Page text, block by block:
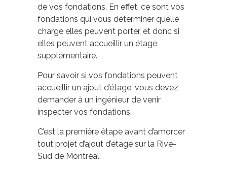
de vos fondations. En effet, ce sont vos
fondations qui vous déterminer quelle
charge elles peuvent porter, et donc si
elles peuvent accueillir un étage
supplémentaire.
Pour savoir si vos fondations peuvent
accueillir un ajout d’étage, vous devez
demander à un ingénieur de venir
inspecter vos fondations.
C’est la première étape avant d’amorcer
tout projet d’ajout d’étage sur la Rive-
Sud de Montréal.